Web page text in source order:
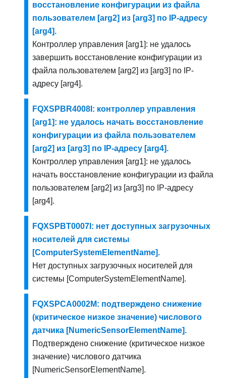
восстановление конфигурации из файла
пользователем [arg2] из [arg3] по IP-адресу
[arg4].
Контроллер управления [arg1]: не удалось
завершить восстановление конфигурации из
файла пользователем [arg2] из [arg3] по IP-
адресу [arg4].
FQXSPBR4008I: контроллер управления
[arg1]: не удалось начать восстановление
конфигурации из файла пользователем
[arg2] из [arg3] по IP-адресу [arg4].
Контроллер управления [arg1]: не удалось
начать восстановление конфигурации из файла
пользователем [arg2] из [arg3] по IP-адресу
[arg4].
FQXSPBT0007I: нет доступных загрузочных
носителей для системы
[ComputerSystemElementName].
Нет доступных загрузочных носителей для
системы [ComputerSystemElementName].
FQXSPCA0002M: подтверждено снижение
(критическое низкое значение) числового
датчика [NumericSensorElementName].
Подтверждено снижение (критическое низкое
значение) числового датчика
[NumericSensorElementName].